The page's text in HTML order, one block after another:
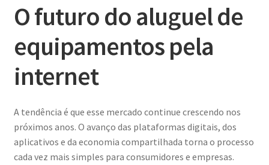
O futuro do aluguel de
equipamentos pela
internet
A tendência é que esse mercado continue crescendo nos
próximos anos. O avanço das plataformas digitais, dos
aplicativos e da economia compartilhada torna o processo
cada vez mais simples para consumidores e empresas.